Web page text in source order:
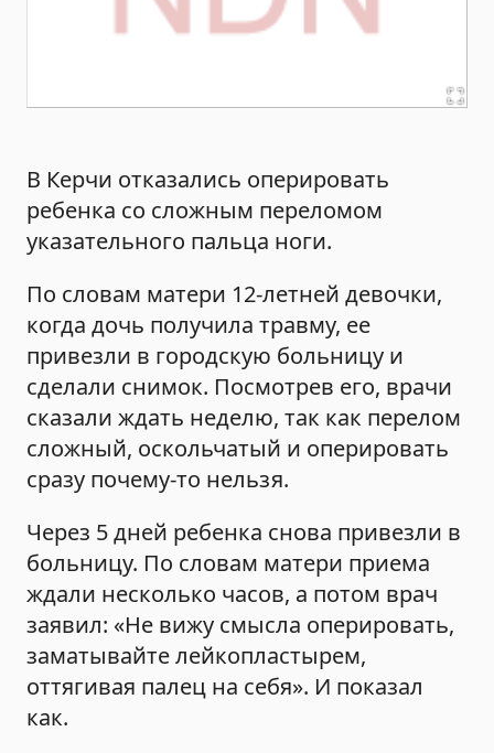
В Керчи отказались оперировать
ребенка со сложным переломом
указательного пальца ноги.
По словам матери 12-летней девочки,
когда дочь получила травму, ее
привезли в городскую больницу и
сделали снимок. Посмотрев его, врачи
сказали ждать неделю, так как перелом
сложный, оскольчатый и оперировать
сразу почему-то нельзя.
Через 5 дней ребенка снова привезли в
больницу. По словам матери приема
ждали несколько часов, а потом врач
заявил: «Не вижу смысла оперировать,
заматывайте лейкопластырем,
оттягивая палец на себя». И показал
как.